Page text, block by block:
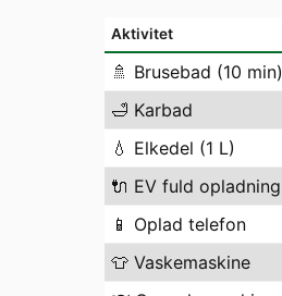
Aktivitet
🚿 Brusebad (10 min)
🛁 Karbad
💧 Elkedel (1 L)
🔌 EV fuld opladning
📱 Oplad telefon
👕 Vaskemaskine